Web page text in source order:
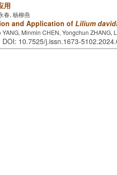
用
春, 杨柳燕
and Application of Lilium
Minmin CHEN, Yongchun ZHANG,
10.7525/j.issn.1673-